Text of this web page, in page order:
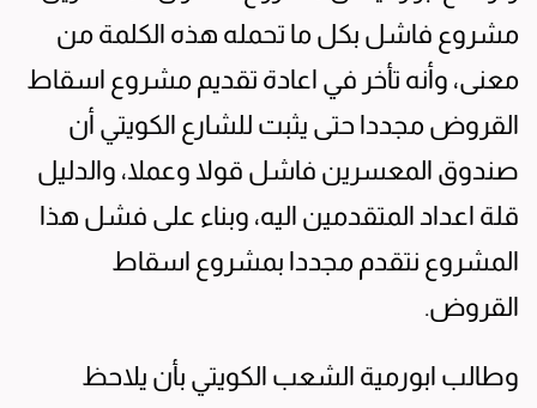
مشروع فاشل بكل ما تحمله هذه الكلمة من
معنى، وأنه تأخر في اعادة تقديم مشروع اسقاط
القروض مجددا حتى يثبت للشارع الكويتي أن
صندوق المعسرين فاشل قولا وعملا، والدليل
قلة اعداد المتقدمين اليه، وبناء على فشل هذا
المشروع نتقدم مجددا بمشروع اسقاط
القروض.
وطالب ابورمية الشعب الكويتي بأن يلاحظ